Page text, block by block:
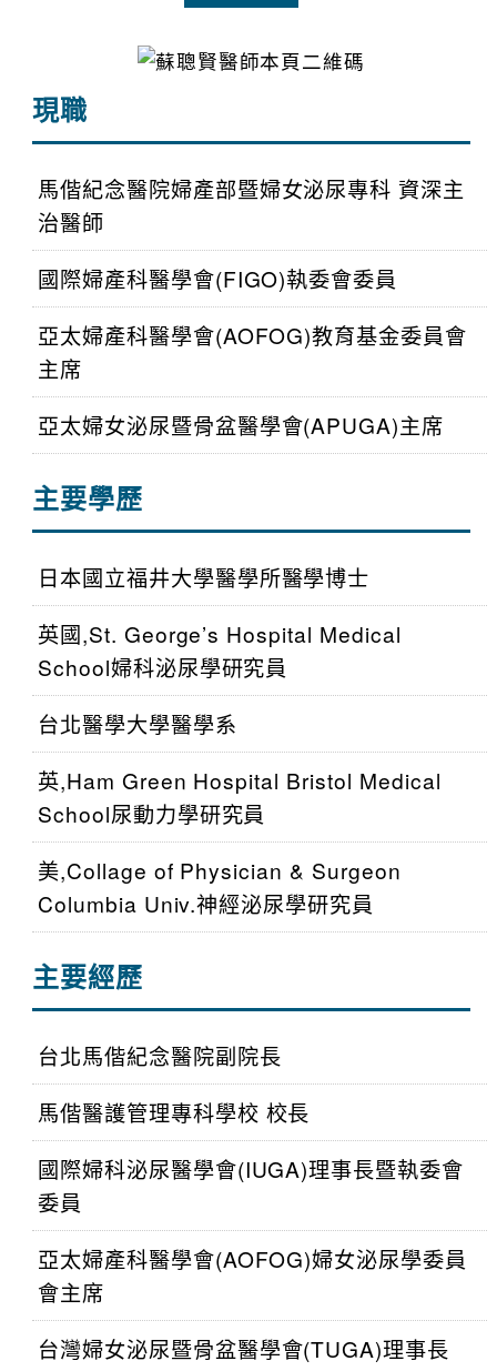
現職
馬偕紀念醫院婦產部暨婦女泌尿專科 資深主
治醫師
國際婦產科醫學會(FIGO)執委會委員
亞太婦產科醫學會(AOFOG)教育基金委員會
主席
亞太婦女泌尿暨骨盆醫學會(APUGA)主席
主要學歷
日本國立福井大學醫學所醫學博士
英國,St. George’s Hospital Medical
School婦科泌尿學研究員
台北醫學大學醫學系
英,Ham Green Hospital Bristol Medical
School尿動力學研究員
美,Collage of Physician & Surgeon
Columbia Univ.神經泌尿學研究員
主要經歷
台北馬偕紀念醫院副院長
馬偕醫護管理專科學校 校長
國際婦科泌尿醫學會(IUGA)理事長暨執委會
委員
亞太婦產科醫學會(AOFOG)婦女泌尿學委員
會主席
台灣婦女泌尿暨骨盆醫學會(TUGA)理事長